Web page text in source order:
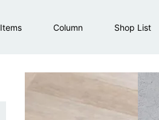
Items Column Shop List